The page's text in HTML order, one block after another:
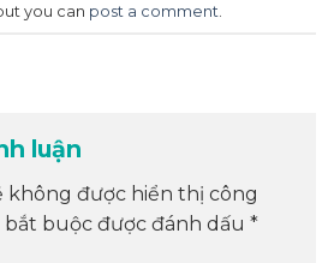
you can post a comment
luận
không được hiển thị công
buộc được đánh dấu *